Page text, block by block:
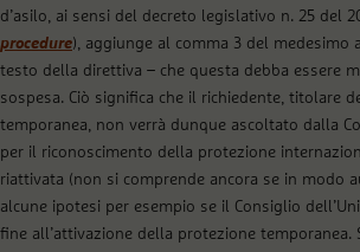
d’asilo, ai sensi del decreto legislativo n. 25 del
procedure), aggiunge al comma 3 del medesimo
testo della direttiva – che questa debba essere
sospesa. Ciò significa che il richiedente, titolare
temporanea, non verrà dunque ascoltato dalla
per il riconoscimento della protezione
riattivata (non si comprende ancora se in modo
alcune ipotesi per esempio se il Consiglio
fine all’attivazione della protezione temporanea.